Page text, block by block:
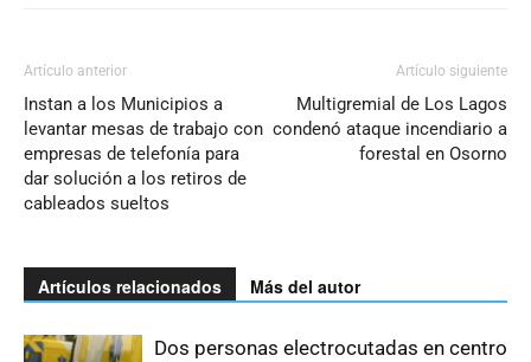
Artículo anterior
Instan a los Municipios a
levantar mesas de trabajo con
empresas de telefonía para
dar solución a los retiros de
cableados sueltos
Artículo siguiente
Multigremial de Los Lagos
condenó ataque incendiario a
forestal en Osorno
Artículos relacionados Más del autor
Dos personas electrocutadas en centro